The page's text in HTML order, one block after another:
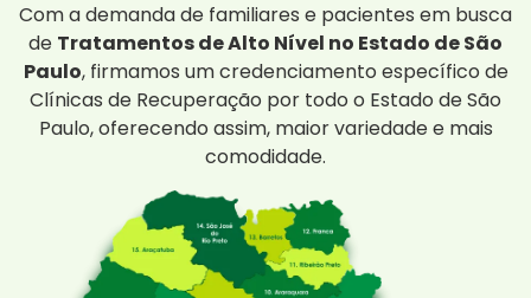
Com a demanda de familiares e pacientes em busca
de Tratamentos de Alto Nível no Estado de São
Paulo, firmamos um credenciamento específico de
Clínicas de Recuperação por todo o Estado de São
Paulo, oferecendo assim, maior variedade e mais
comodidade.